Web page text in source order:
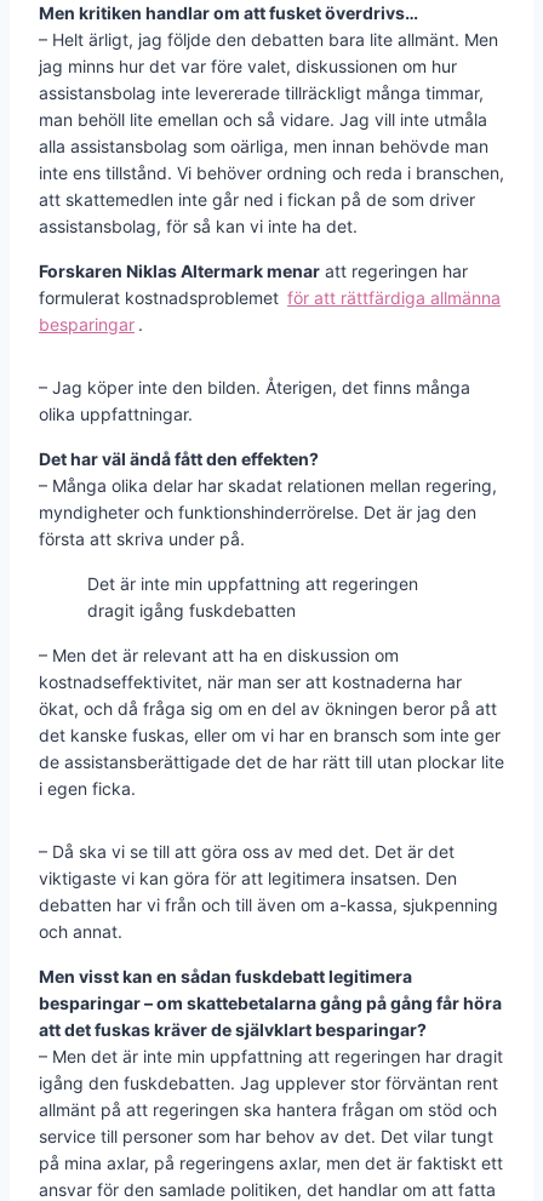
Men kritiken handlar om att fusket överdrivs…
– Helt ärligt, jag följde den debatten bara lite allmänt. Men
jag minns hur det var före valet, diskussionen om hur
assistansbolag inte levererade tillräckligt många timmar,
man behöll lite emellan och så vidare. Jag vill inte utmåla
alla assistansbolag som oärliga, men innan behövde man
inte ens tillstånd. Vi behöver ordning och reda i branschen,
att skattemedlen inte går ned i fickan på de som driver
assistansbolag, för så kan vi inte ha det.
Forskaren Niklas Altermark menar att regeringen har
formulerat kostnadsproblemet för att rättfärdiga allmänna
besparingar .
– Jag köper inte den bilden. Återigen, det finns många
olika uppfattningar.
Det har väl ändå fått den effekten?
– Många olika delar har skadat relationen mellan regering,
myndigheter och funktionshinderrörelse. Det är jag den
första att skriva under på.
Det är inte min uppfattning att regeringen
dragit igång fuskdebatten
– Men det är relevant att ha en diskussion om
kostnadseffektivitet, när man ser att kostnaderna har
ökat, och då fråga sig om en del av ökningen beror på att
det kanske fuskas, eller om vi har en bransch som inte ger
de assistansberättigade det de har rätt till utan plockar lite
i egen ficka.
– Då ska vi se till att göra oss av med det. Det är det
viktigaste vi kan göra för att legitimera insatsen. Den
debatten har vi från och till även om a-kassa, sjukpenning
och annat.
Men visst kan en sådan fuskdebatt legitimera
besparingar – om skattebetalarna gång på gång får höra
att det fuskas kräver de självklart besparingar?
– Men det är inte min uppfattning att regeringen har dragit
igång den fuskdebatten. Jag upplever stor förväntan rent
allmänt på att regeringen ska hantera frågan om stöd och
service till personer som har behov av det. Det vilar tungt
på mina axlar, på regeringens axlar, men det är faktiskt ett
ansvar för den samlade politiken, det handlar om att fatta